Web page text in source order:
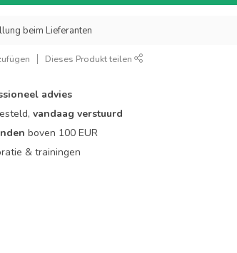
beim Lieferanten
Dieses Produkt teilen
advies
vandaag verstuurd
boven 100 EUR
& trainingen